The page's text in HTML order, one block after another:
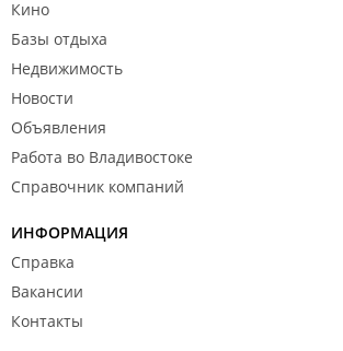
Кино
Базы отдыха
Недвижимость
Новости
Объявления
Работа во Владивостоке
Справочник компаний
ИНФОРМАЦИЯ
Справка
Вакансии
Контакты